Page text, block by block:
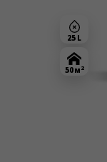
25 L
50 м 2